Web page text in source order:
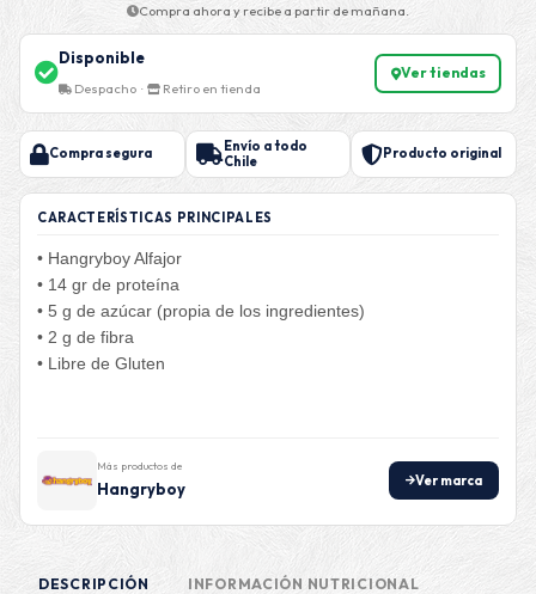
Compra ahora y recibe a partir de mañana.
Disponible
Despacho · Retiro en tienda
Ver tiendas
Compra segura
Envío a todo
Chile
Producto original
CARACTERÍSTICAS PRINCIPALES
• Hangryboy Alfajor
• 14 gr de proteína
• 5 g de azúcar (propia de los ingredientes)
• 2 g de fibra
• Libre de Gluten
Más productos de
Hangryboy Ver marca
DESCRIPCIÓN INFORMACIÓN NUTRICIONAL